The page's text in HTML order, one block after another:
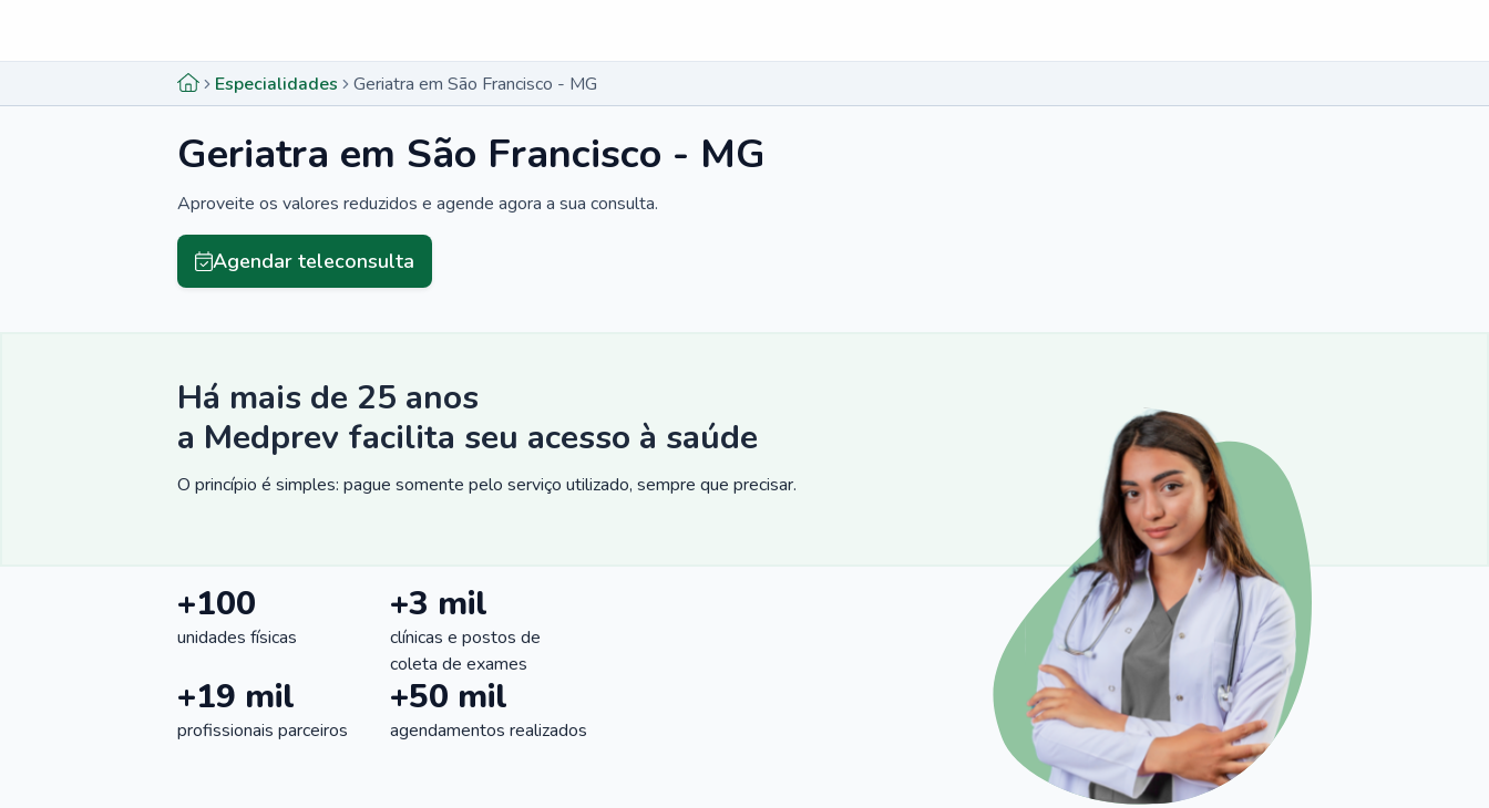
Especialidades Geriatra em São Francisco - MG
Geriatra em São Francisco - MG
Aproveite os valores reduzidos e agende agora a sua consulta.
Agendar teleconsulta
Há mais de 25 anos
a Medprev facilita seu acesso à saúde
O princípio é simples: pague somente pelo serviço utilizado, sempre que precisar.
+100
unidades físicas
+3 mil
clínicas e postos de
coleta de exames
+19 mil
profissionais parceiros
+50 mil
agendamentos realizados